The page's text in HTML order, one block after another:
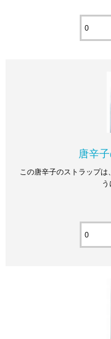
唐辛
この唐辛子のストラップ
う